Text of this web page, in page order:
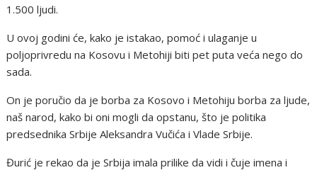
1.500 ljudi.
U ovoj godini će, kako je istakao, pomoć i ulaganje u
poljoprivredu na Kosovu i Metohiji biti pet puta veća nego do
sada.
On je poručio da je borba za Kosovo i Metohiju borba za ljude,
naš narod, kako bi oni mogli da opstanu, što je politika
predsednika Srbije Aleksandra Vučića i Vlade Srbije.
Đurić je rekao da je Srbija imala prilike da vidi i čuje imena i